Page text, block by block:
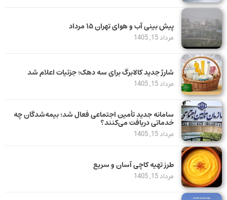
پیش بینی آب و هوای تهران ۱۵ مرداد
مرداد 15, 1405
شارژ جدید کالابرگ برای سه دهک؛ جزئیات اعلام شد
مرداد 15, 1405
سامانه جدید تأمین اجتماعی فعال شد؛ بیمه‌شدگان چه
خدماتی دریافت می‌کنند؟
مرداد 15, 1405
طرز تهیه کاچی آسان و سریع
مرداد 15, 1405